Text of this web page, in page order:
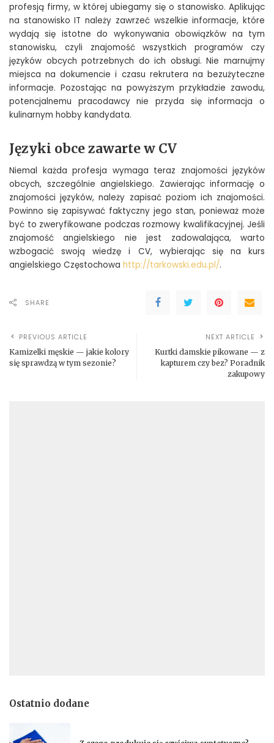
profesją firmy, w której ubiegamy się o stanowisko. Aplikując
na stanowisko IT należy zawrzeć wszelkie informacje, które
wydają się istotne do wykonywania obowiązków na tym
stanowisku, czyli znajomość wszystkich programów czy
języków obcych potrzebnych do ich obsługi. Nie marnujmy
miejsca na dokumencie i czasu rekrutera na bezużyteczne
informacje. Pozostając na powyższym przykładzie zawodu,
potencjalnemu pracodawcy nie przyda się informacja o
kulinarnym hobby kandydata.
Języki obce zawarte w CV
Niemal każda profesja wymaga teraz znajomości języków
obcych, szczególnie angielskiego. Zawierając informację o
znajomości języków, należy zapisać poziom ich znajomości.
Powinno się zapisywać faktyczny jego stan, ponieważ może
być to zweryfikowane podczas rozmowy kwalifikacyjnej. Jeśli
znajomość angielskiego nie jest zadowalająca, warto
wzbogacić swoją wiedzę i CV, wybierając się na kurs
angielskiego Częstochowa http://tarkowski.edu.pl/.
SHARE
PREVIOUS ARTICLE
Kamizelki męskie — jakie kolory
się sprawdzą w tym sezonie?
NEXT ARTICLE
Kurtki damskie pikowane — z
kapturem czy bez? Poradnik
zakupowy
Ostatnio dodane